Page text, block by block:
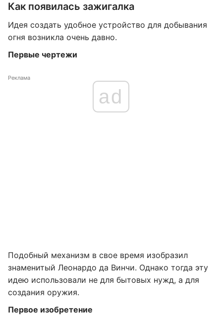
Как появилась зажигалка
Идея создать удобное устройство для добывания
огня возникла очень давно.
Первые чертежи
Реклама
ad
Подобный механизм в свое время изобразил
знаменитый Леонардо да Винчи. Однако тогда эту
идею использовали не для бытовых нужд, а для
создания оружия.
Первое изобретение